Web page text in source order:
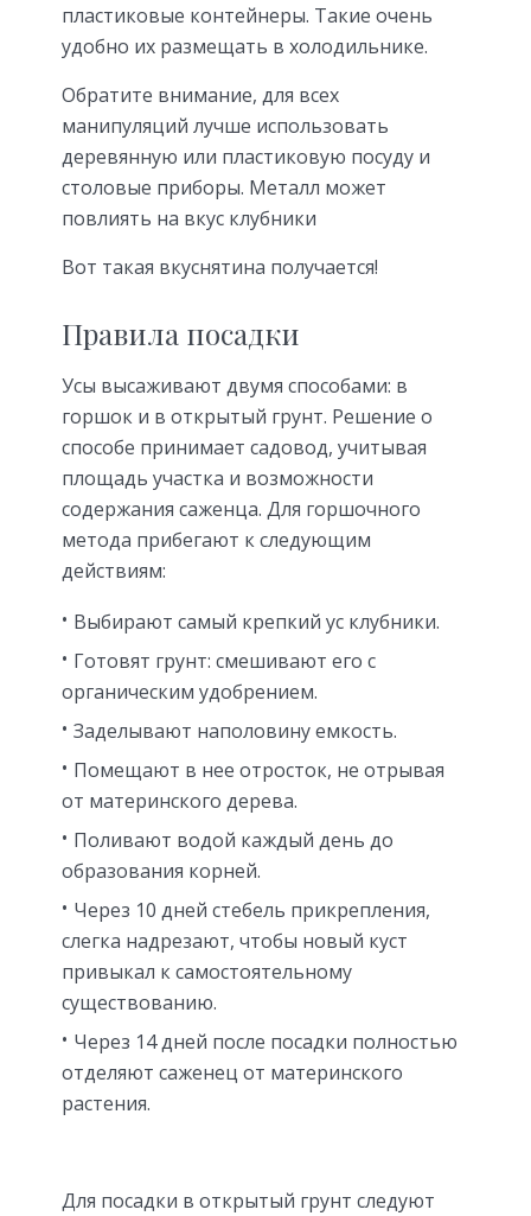
пластиковые контейнеры. Такие очень
удобно их размещать в холодильнике.
Обратите внимание, для всех
манипуляций лучше использовать
деревянную или пластиковую посуду и
столовые приборы. Металл может
повлиять на вкус клубники
Вот такая вкуснятина получается!
Правила посадки
Усы высаживают двумя способами: в
горшок и в открытый грунт. Решение о
способе принимает садовод, учитывая
площадь участка и возможности
содержания саженца. Для горшочного
метода прибегают к следующим
действиям:
Выбирают самый крепкий ус клубники.
Готовят грунт: смешивают его с
органическим удобрением.
Заделывают наполовину емкость.
Помещают в нее отросток, не отрывая
от материнского дерева.
Поливают водой каждый день до
образования корней.
Через 10 дней стебель прикрепления,
слегка надрезают, чтобы новый куст
привыкал к самостоятельному
существованию.
Через 14 дней после посадки полностью
отделяют саженец от материнского
растения.
Для посадки в открытый грунт следуют